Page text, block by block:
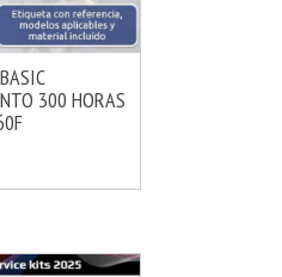
MÁS INFO
300 HORAS